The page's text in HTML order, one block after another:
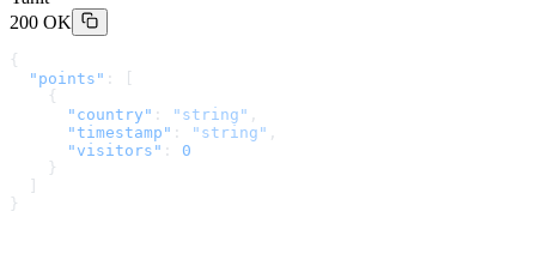
200 OK
{
  "points"
: [
    {
      "country"
: "string" ,
      "timestamp"
: "string" ,
      "visitors"
: 0
    }
}